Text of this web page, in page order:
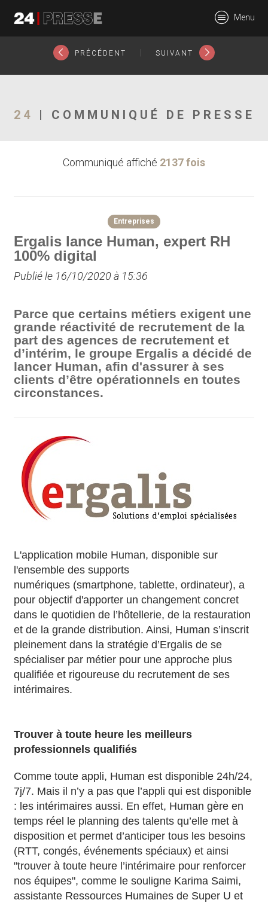
24Presse -
Communiqués de
Menu
PRÉCÉDENT SUIVANT
24 | COMMUNIQUÉ DE PRESSE
Communiqué affiché 2137 fois
Entreprises
Ergalis lance Human, expert RH
100% digital
Publié le 16/10/2020 à 15:36
Parce que certains métiers exigent une
grande réactivité de recrutement de la
part des agences de recrutement et
d’intérim, le groupe Ergalis a décidé de
lancer Human, afin d'assurer à ses
clients d’être opérationnels en toutes
circonstances.
L'application mobile Human, disponible sur
l'ensemble des supports
numériques (smartphone, tablette, ordinateur), a
pour objectif d'apporter un changement concret
dans le quotidien de l’hôtellerie, de la restauration
et de la grande distribution. Ainsi, Human s’inscrit
pleinement dans la stratégie d’Ergalis de se
spécialiser par métier pour une approche plus
qualifiée et rigoureuse du recrutement de ses
intérimaires.
Trouver à toute heure les meilleurs
professionnels qualifiés
Comme toute appli, Human est disponible 24h/24,
7j/7. Mais il n’y a pas que l’appli qui est disponible
: les intérimaires aussi. En effet, Human gère en
temps réel le planning des talents qu’elle met à
disposition et permet d’anticiper tous les besoins
(RTT, congés, événements spéciaux) et ainsi
"trouver à toute heure l’intérimaire pour renforcer
nos équipes", comme le souligne Karima Saimi,
assistante Ressources Humaines de Super U et